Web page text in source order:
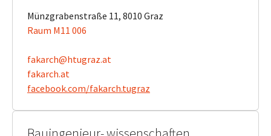
Münzgrabenstraße 11, 8010 Graz
Raum M11 006
fakarch@htugraz.at
fakarch.at
facebook.com/fakarch.tugraz